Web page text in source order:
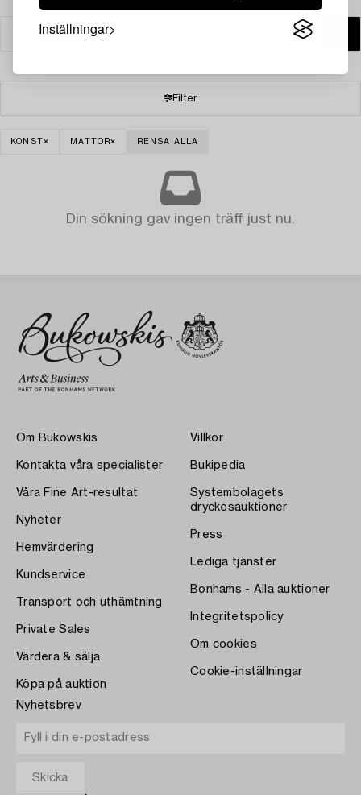
Inställningar
Filter
KONST MATTOR RENSA ALLA
Din sökning gav ingen träff just nu.
Om Bukowskis
Kontakta våra specialister
Våra Fine Art-resultat
Nyheter
Hemvärdering
Kundservice
Transport och uthämtning
Private Sales
Värdera & sälja
Köpa på auktion
Villkor
Bukipedia
Systembolagets
dryckesauktioner
Press
Lediga tjänster
Bonhams - Alla auktioner
Integritetspolicy
Om cookies
Cookie-inställningar
Nyhetsbrev